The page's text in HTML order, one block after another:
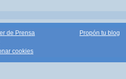
de Prensa
cookies
Propón tu blog